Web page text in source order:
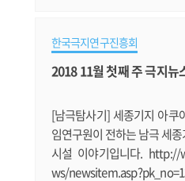
로 하고 있다. 30년 후 세계
것 남극빙하는 눈이 굳어져
한국극지연구진흥회
2018 11월 첫째 주 극지뉴
[남극탐사기] 세종기지 아쿠
임연구원이 전하는 남극 세
시설 이야기입니다.
ws/